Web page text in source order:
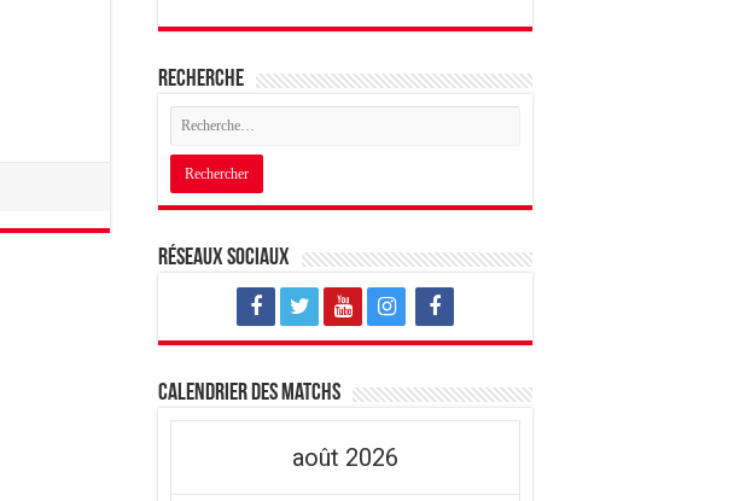
Recherche
Réseaux sociaux
Calendrier des matchs
août 2026